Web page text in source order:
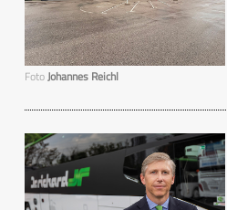
FotoJohannes Reichl